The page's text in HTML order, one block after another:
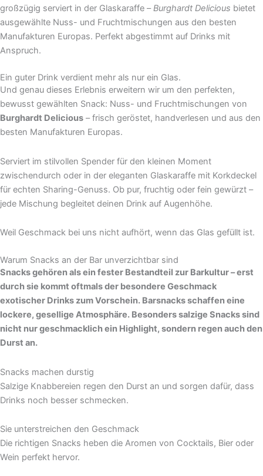
großzügig serviert in der Glaskaraffe –Burghardt Delicious bietet
ausgewählte Nuss- und Fruchtmischungen aus den besten
Manufakturen Europas. Perfekt abgestimmt auf Drinks mit
Anspruch.
Ein guter Drink verdient mehr als nur ein Glas.
Und genau dieses Erlebnis erweitern wir um den perfekten,
bewusst gewählten Snack: Nuss- und Fruchtmischungen von
Burghardt Delicious – frisch geröstet, handverlesen und aus den
besten Manufakturen Europas.
Serviert im stilvollen Spender für den kleinen Moment
zwischendurch oder in der eleganten Glaskaraffe mit Korkdeckel
für echten Sharing-Genuss. Ob pur, fruchtig oder fein gewürzt –
jede Mischung begleitet deinen Drink auf Augenhöhe.
Weil Geschmack bei uns nicht aufhört, wenn das Glas gefüllt ist.
Warum Snacks an der Bar unverzichtbar sind
Snacks gehören als ein fester Bestandteil zur Barkultur – erst
durch sie kommt oftmals der besondere Geschmack
exotischer Drinks zum Vorschein. Barsnacks schaffen eine
lockere, gesellige Atmosphäre. Besonders salzige Snacks sind
nicht nur geschmacklich ein Highlight, sondern regen auch den
Durst an.
Snacks machen durstig
Salzige Knabbereien regen den Durst an und sorgen dafür, dass
Drinks noch besser schmecken.
Sie unterstreichen den Geschmack
Die richtigen Snacks heben die Aromen von Cocktails, Bier oder
Wein perfekt hervor.